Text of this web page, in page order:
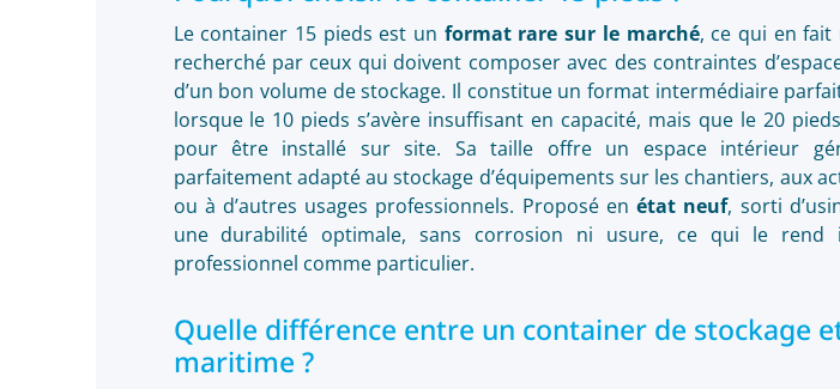
Le container 15 pieds est un format rare sur le marché, ce qui en fait
recherché par ceux qui doivent composer avec des contraintes
d’un bon volume de stockage. Il constitue un format intermédiaire
lorsque le 10 pieds s’avère insuffisant en capacité, mais que le 20
pour être installé sur site. Sa taille offre un espace intérieur
parfaitement adapté au stockage d’équipements sur les chantiers, aux
ou à d’autres usages professionnels. Proposé enétat neuf, sorti
une durabilité optimale, sans corrosion ni usure, ce qui le rend
professionnel comme particulier.
Quelle différence entre un container de stockage
maritime ?